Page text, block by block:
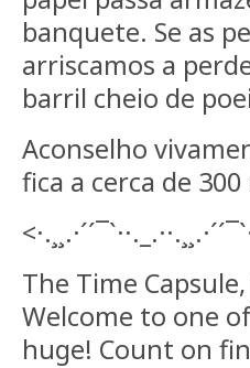
banquete. Se as
arriscamos a
barril cheio de
Aconselho
fica a cerca de
The Time
Welcome to one
huge! Count on